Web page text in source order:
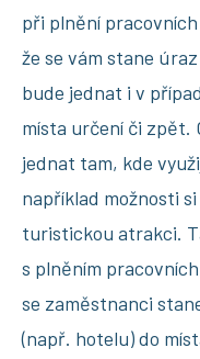
při plnění
že se vám stane
bude jednat i v
místa určení či zpět.
jednat tam, kde
například možnosti
turistickou atrakci.
s plněním
se zaměstnanci
(např. hotelu) do